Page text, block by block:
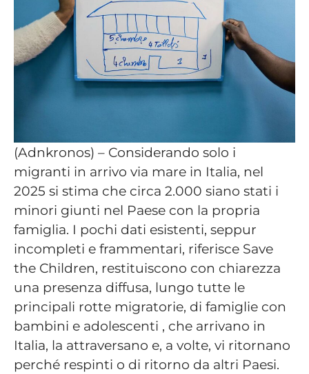
(Adnkronos) – Considerando solo i
migranti in arrivo via mare in Italia, nel
2025 si stima che circa 2.000 siano stati i
minori giunti nel Paese con la propria
famiglia. I pochi dati esistenti, seppur
incompleti e frammentari, riferisce Save
the Children, restituiscono con chiarezza
una presenza diffusa, lungo tutte le
principali rotte migratorie, di famiglie con
bambini e adolescenti , che arrivano in
Italia, la attraversano e, a volte, vi ritornano
perché respinti o di ritorno da altri Paesi.